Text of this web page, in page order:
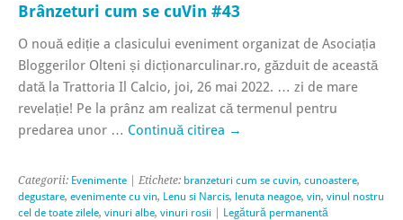
Brânzeturi cum se cuVin #43
O nouă ediție a clasicului eveniment organizat de Asociația
Bloggerilor Olteni și dicționarculinar.ro, găzduit de această
dată la Trattoria Il Calcio, joi, 26 mai 2022. … zi de mare
revelație! Pe la prânz am realizat că termenul pentru
predarea unor … Continuă citirea →
Categorii: Evenimente | Etichete: branzeturi cum se cuvin, cunoastere,
degustare, evenimente cu vin, Lenu si Narcis, lenuta neagoe, vin, vinul nostru
cel de toate zilele, vinuri albe, vinuri rosii Legătură permanentă